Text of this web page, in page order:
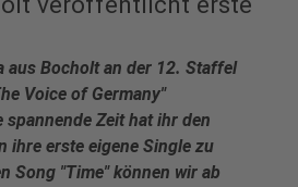
aus Bocholt an der 12. Staffel
Voice of Germany"
spannende Zeit hat ihr den
ihre erste eigene Single zu
Song "Time" können wir ab